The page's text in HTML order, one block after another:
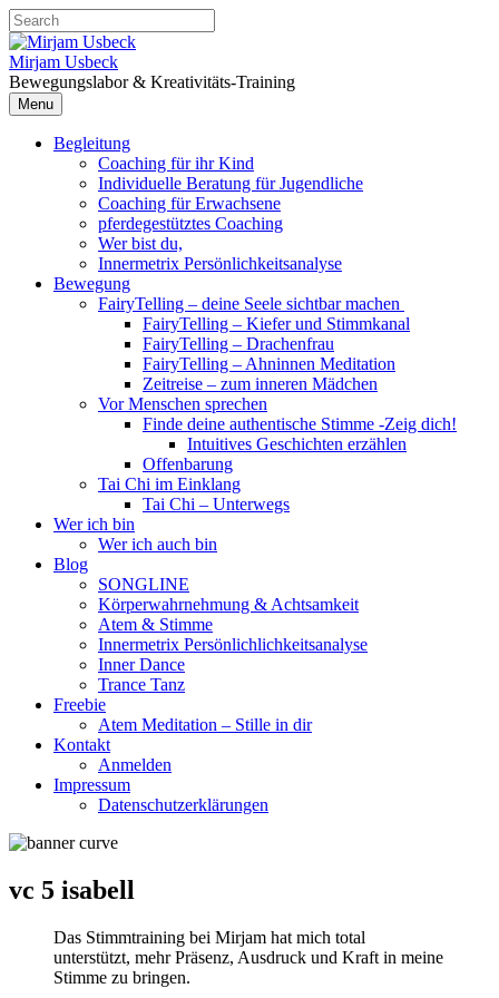
Skip
to
content
Search
for:
Mirjam Usbeck
Bewegungslabor & Kreativitäts-Training
Menu
Begleitung
Coaching für ihr Kind
Individuelle Beratung für Jugendliche
Coaching für Erwachsene
pferdegestütztes Coaching
Wer bist du,
Innermetrix Persönlichkeitsanalyse
Bewegung
FairyTelling – deine Seele sichtbar machen
FairyTelling – Kiefer und Stimmkanal
FairyTelling – Drachenfrau
FairyTelling – Ahninnen Meditation
Zeitreise – zum inneren Mädchen
Vor Menschen sprechen
Finde deine authentische Stimme -Zeig dich!
Intuitives Geschichten erzählen
Offenbarung
Tai Chi im Einklang
Tai Chi – Unterwegs
Wer ich bin
Wer ich auch bin
Blog
SONGLINE
Körperwahrnehmung & Achtsamkeit
Atem & Stimme
Innermetrix Persönlichlichkeitsanalyse
Inner Dance
Trance Tanz
Freebie
Atem Meditation – Stille in dir
Kontakt
Anmelden
Impressum
Datenschutzerklärungen
vc 5 isabell
Das Stimmtraining bei Mirjam hat mich total
unterstützt, mehr Präsenz, Ausdruck und Kraft in meine
Stimme zu bringen.